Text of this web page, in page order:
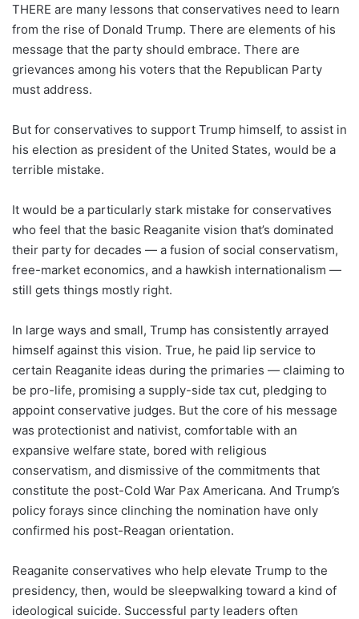
THERE are many lessons that conservatives need to learn
from the rise of Donald Trump. There are elements of his
message that the party should embrace. There are
grievances among his voters that the Republican Party
must address.
But for conservatives to support Trump himself, to assist in
his election as president of the United States, would be a
terrible mistake.
It would be a particularly stark mistake for conservatives
who feel that the basic Reaganite vision that’s dominated
their party for decades — a fusion of social conservatism,
free-market economics, and a hawkish internationalism —
still gets things mostly right.
In large ways and small, Trump has consistently arrayed
himself against this vision. True, he paid lip service to
certain Reaganite ideas during the primaries — claiming to
be pro-life, promising a supply-side tax cut, pledging to
appoint conservative judges. But the core of his message
was protectionist and nativist, comfortable with an
expansive welfare state, bored with religious
conservatism, and dismissive of the commitments that
constitute the post-Cold War Pax Americana. And Trump’s
policy forays since clinching the nomination have only
confirmed his post-Reagan orientation.
Reaganite conservatives who help elevate Trump to the
presidency, then, would be sleepwalking toward a kind of
ideological suicide. Successful party leaders often